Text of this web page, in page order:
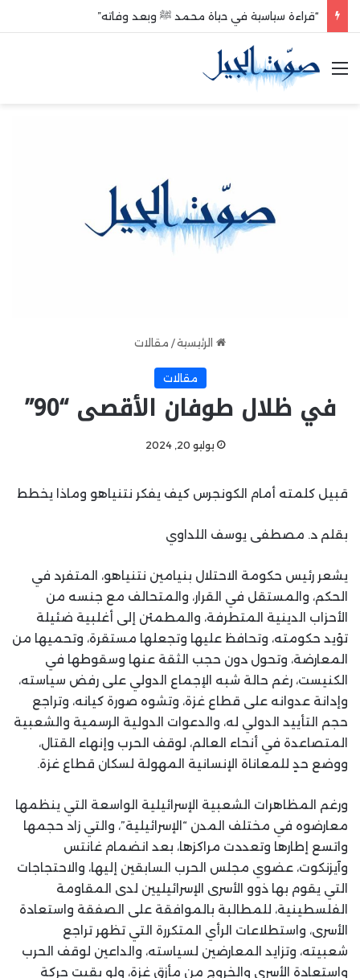
“قراءة سياسية في حياة محمد ﷺ وبعد وفاته”
القائمة
الرئيسية/ مقالات
مقالات
في ظلال طوفان الأقصى “90”
يوليو 20, 2024
قبيل كلمته أمام الكونجرس كيف يفكر نتنياهو وماذا يخطط
بقلم د. مصطفى يوسف اللداوي
يشعر رئيس حكومة الاحتلال بنيامين نتنياهو، المتفرد في
الحكم، والمستقل في القرار، والمتحالف مع جنسه من
الأحزاب الدينية المتطرفة، والمطمئن إلى أغلبية ضئيلة
تؤيد حكومته، وتحافظ عليها وتجعلها مستقرة، وتحميها من
المعارضة، وتحول دون حجب الثقة عنها وسقوطها في
الكنيست، رغم حالة شبه الإجماع الدولي على رفض سياسته،
وإدانة عدوانه على قطاع غزة، وتشوه صورة كيانه، وتراجع
حجم التأييد الدولي له، والدعوات الدولية الرسمية والشعبية
المتصاعدة في أنحاء العالم، لوقف الحرب وإنهاء القتال،
ووضع حدٍ للمعاناة الإنسانية المهولة لسكان قطاع غزة.
ورغم المظاهرات الشعبية الإسرائيلية الواسعة التي ينظمها
معارضوه في مختلف المدن “الإسرائيلية”، والتي زاد حجمها
واتسع إطارها وتعددت مراكزها، بعد انضمام غانتس
وآيزنكوت، عضوي مجلس الحرب السابقين إليها، والاحتجاجات
التي يقوم بها ذوو الأسرى الإسرائيليين لدى المقاومة
الفلسطينية، للمطالبة بالموافقة على الصفقة واستعادة
الأسرى، واستطلاعات الرأي المتكررة التي تظهر تراجع
شعبيته، وتزايد المعارضين لسياسته، والداعين لوقف الحرب
واستعادة الأسرى والخروج من مأزق غزة، ولو بقيت حركة